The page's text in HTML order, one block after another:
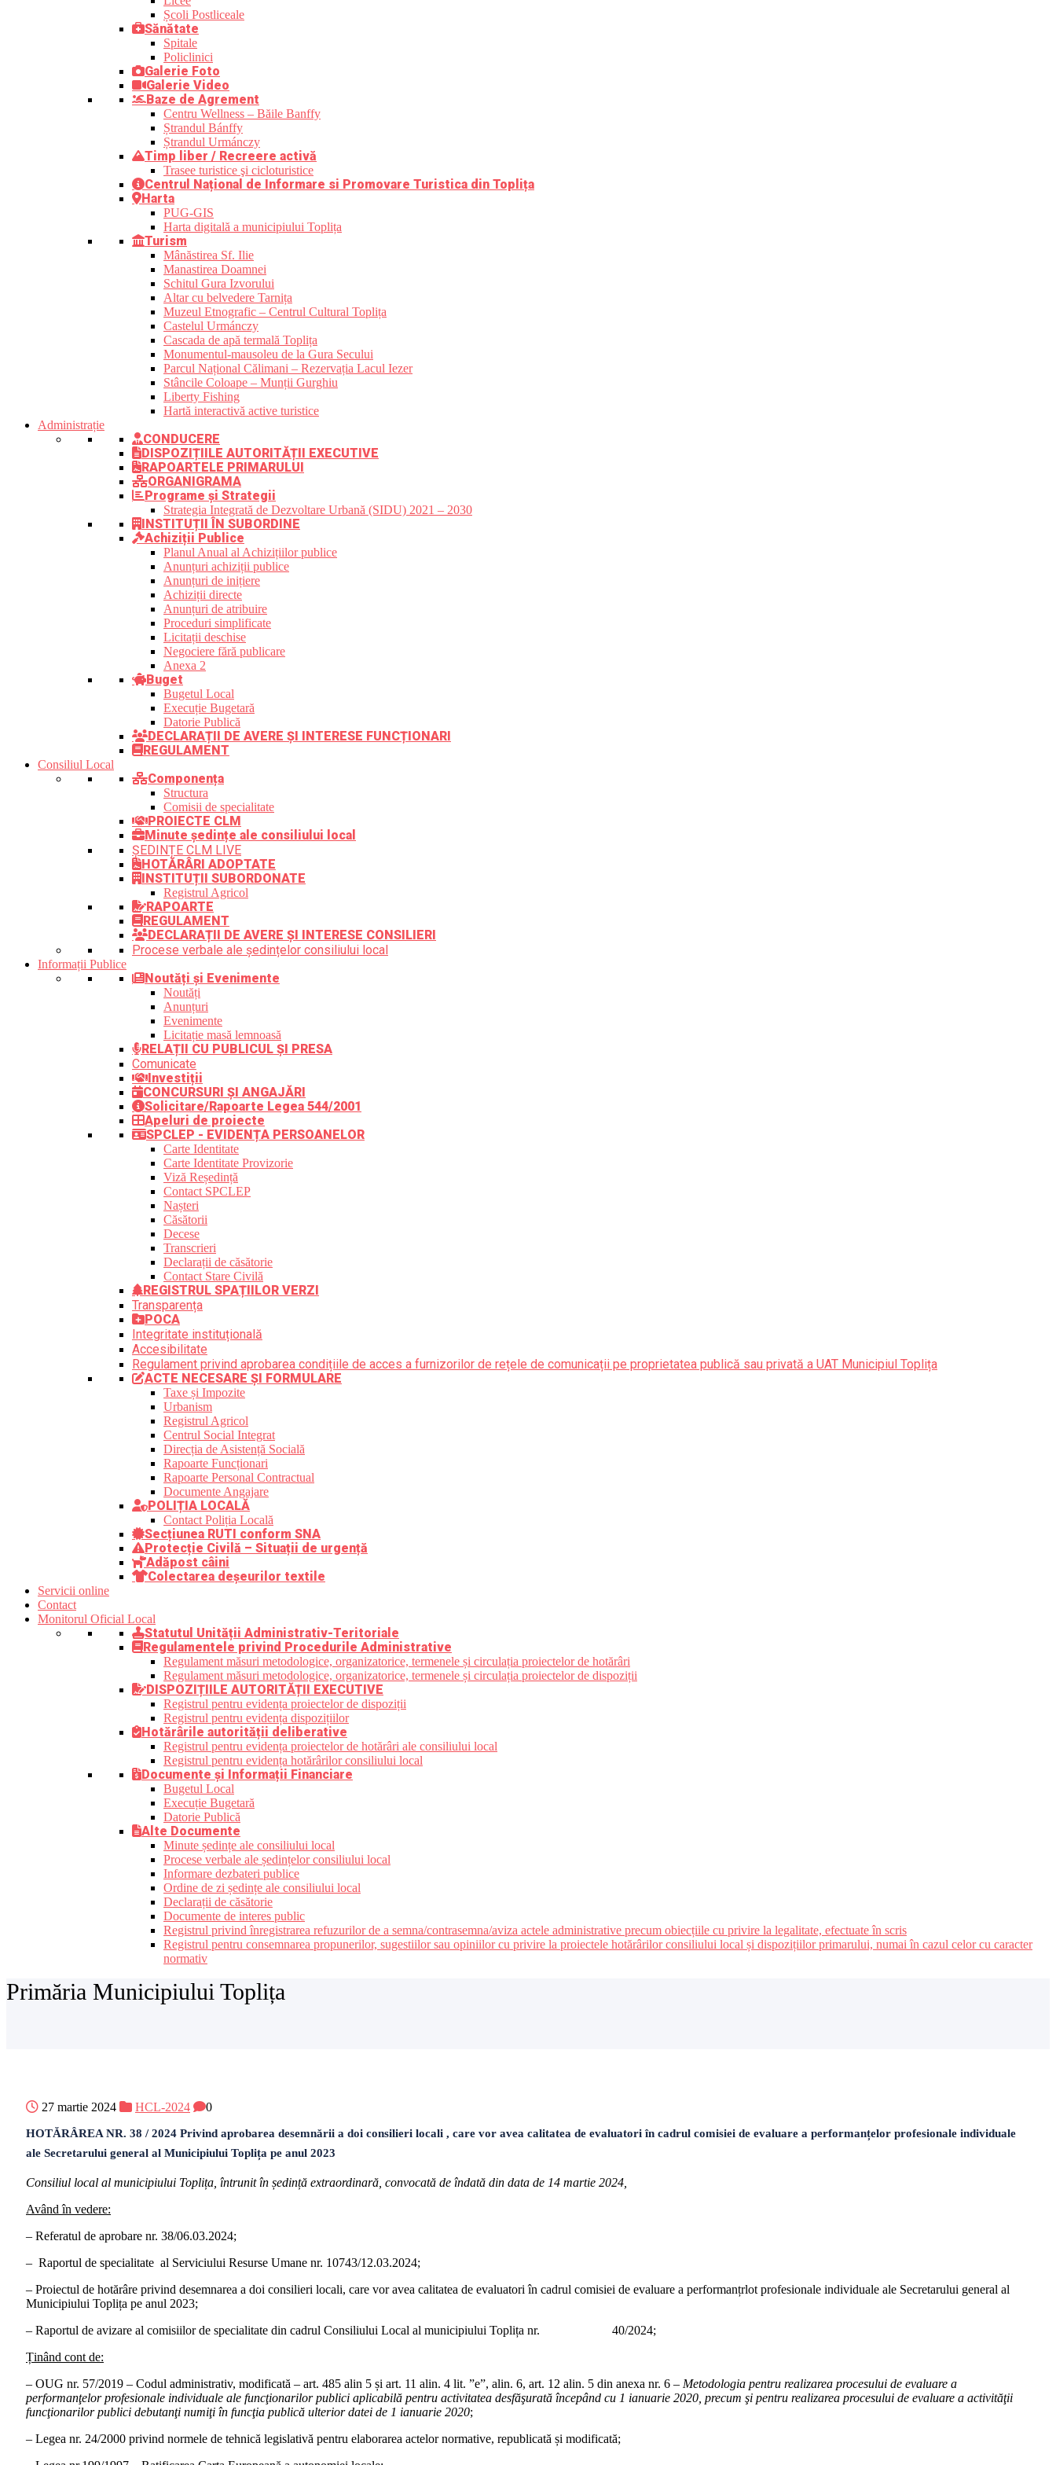
Școli Postliceale
Sănătate
Spitale
Policlinici
Galerie Foto
Galerie Video
Baze de Agrement
Centru Wellness – Băile Banffy
Ștrandul Bánffy
Ștrandul Urmánczy
Timp liber / Recreere activă
Trasee turistice şi cicloturistice
Centrul Național de Informare si Promovare Turistica din Toplița
Harta
PUG-GIS
Harta digitală a municipiului Toplița
Turism
Mânăstirea Sf. Ilie
Manastirea Doamnei
Schitul Gura Izvorului
Altar cu belvedere Tarnița
Muzeul Etnografic – Centrul Cultural Toplița
Castelul Urmánczy
Cascada de apă termală Toplița
Monumentul-mausoleu de la Gura Secului
Parcul Național Călimani – Rezervația Lacul Iezer
Stâncile Coloape – Munții Gurghiu
Liberty Fishing
Hartă interactivă active turistice
Administrație
CONDUCERE
DISPOZIȚIILE AUTORITĂȚII EXECUTIVE
RAPOARTELE PRIMARULUI
ORGANIGRAMA
Programe și Strategii
Strategia Integrată de Dezvoltare Urbană (SIDU) 2021 – 2030
INSTITUȚII ÎN SUBORDINE
Achiziții Publice
Planul Anual al Achizițiilor publice
Anunțuri achiziții publice
Anunțuri de inițiere
Achiziții directe
Anunțuri de atribuire
Proceduri simplificate
Licitații deschise
Negociere fără publicare
Anexa 2
Buget
Bugetul Local
Execuție Bugetară
Datorie Publică
DECLARAȚII DE AVERE ȘI INTERESE FUNCȚIONARI
REGULAMENT
Consiliul Local
Componența
Structura
Comisii de specialitate
PROIECTE CLM
Minute ședințe ale consiliului local
ȘEDINȚE CLM LIVE
HOTĂRÂRI ADOPTATE
INSTITUȚII SUBORDONATE
Registrul Agricol
RAPOARTE
REGULAMENT
DECLARAȚII DE AVERE ȘI INTERESE CONSILIERI
Procese verbale ale ședințelor consiliului local
Informații Publice
Noutăți și Evenimente
Noutăți
Anunțuri
Evenimente
Licitație masă lemnoasă
RELAȚII CU PUBLICUL ȘI PRESA
Comunicate
Investiții
CONCURSURI ȘI ANGAJĂRI
Solicitare/Rapoarte Legea 544/2001
Apeluri de proiecte
SPCLEP - EVIDENȚA PERSOANELOR
Carte Identitate
Carte Identitate Provizorie
Viză Reședință
Contact SPCLEP
Nașteri
Căsătorii
Decese
Transcrieri
Declarații de căsătorie
Contact Stare Civilă
REGISTRUL SPAȚIILOR VERZI
Transparența
POCA
Integritate instituțională
Accesibilitate
Regulament privind aprobarea condițiile de acces a furnizorilor de rețele de comunicații pe proprietatea publică sau privată a UAT Municipiul Toplița
ACTE NECESARE ȘI FORMULARE
Taxe și Impozite
Urbanism
Registrul Agricol
Centrul Social Integrat
Direcția de Asistență Socială
Rapoarte Funcționari
Rapoarte Personal Contractual
Documente Angajare
POLIȚIA LOCALĂ
Contact Poliția Locală
Secțiunea RUTI conform SNA
Protecție Civilă – Situații de urgență
Adăpost câini
Colectarea deșeurilor textile
Servicii online
Contact
Monitorul Oficial Local
Statutul Unității Administrativ-Teritoriale
Regulamentele privind Procedurile Administrative
Regulament măsuri metodologice, organizatorice, termenele și circulația proiectelor de hotărâri
Regulament măsuri metodologice, organizatorice, termenele și circulația proiectelor de dispoziții
DISPOZIȚIILE AUTORITĂȚII EXECUTIVE
Registrul pentru evidența proiectelor de dispoziții
Registrul pentru evidența dispozițiilor
Hotărârile autorității deliberative
Registrul pentru evidența proiectelor de hotărâri ale consiliului local
Registrul pentru evidența hotărârilor consiliului local
Documente și Informații Financiare
Bugetul Local
Execuție Bugetară
Datorie Publică
Alte Documente
Minute ședințe ale consiliului local
Procese verbale ale ședințelor consiliului local
Informare dezbateri publice
Ordine de zi ședințe ale consiliului local
Declarații de căsătorie
Documente de interes public
Registrul privind înregistrarea refuzurilor de a semna/contrasemna/aviza actele administrative precum obiecțiile cu privire la legalitate, efectuate în scris
Registrul pentru consemnarea propunerilor, sugestiilor sau opiniilor cu privire la proiectele hotărârilor consiliului local și dispozițiilor primarului, numai în cazul celor cu caracter
normativ
Primăria Municipiului Toplița
27 martie 2024 HCL-2024 0
HOTĂRÂREA NR. 38 / 2024 Privind aprobarea desemnării a doi consilieri locali , care vor avea calitatea de evaluatori în cadrul comisiei de evaluare a performanțelor profesionale individuale
ale Secretarului general al Municipiului Toplița pe anul 2023
Consiliul local al municipiului Toplița, întrunit în ședință extraordinară, convocată de îndată din data de 14 martie 2024,
Având în vedere:
– Referatul de aprobare nr. 38/06.03.2024;
– Raportul de specialitate al Serviciului Resurse Umane nr. 10743/12.03.2024;
– Proiectul de hotărâre privind desemnarea a doi consilieri locali, care vor avea calitatea de evaluatori în cadrul comisiei de evaluare a performanțrlot profesionale individuale ale Secretarului general al
Municipiului Toplița pe anul 2023;
– Raportul de avizare al comisiilor de specialitate din cadrul Consiliului Local al municipiului Toplița nr. 40/2024;
Ținând cont de:
– OUG nr. 57/2019 – Codul administrativ, modificată – art. 485 alin 5 și art. 11 alin. 4 lit. ”e”, alin. 6, art. 12 alin. 5 din anexa nr. 6 – Metodologia pentru realizarea procesului de evaluare a
performanţelor profesionale individuale ale funcţionarilor publici aplicabilă pentru activitatea desfăşurată începând cu 1 ianuarie 2020, precum şi pentru realizarea procesului de evaluare a activităţii
funcţionarilor publici debutanţi numiţi în funcţia publică ulterior datei de 1 ianuarie 2020;
– Legea nr. 24/2000 privind normele de tehnică legislativă pentru elaborarea actelor normative, republicată și modificată;